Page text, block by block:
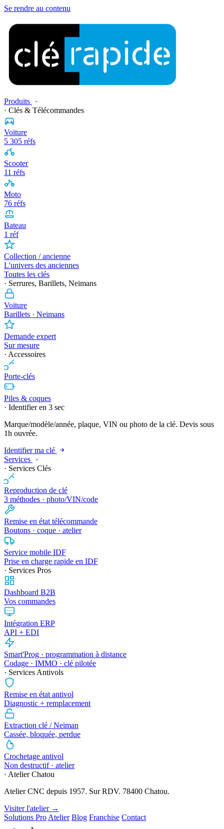
Se rendre au contenu
Produits
· Clés & Télécommandes
Voiture
5 305 réfs
Scooter
11 réfs
Moto
76 réfs
Bateau
1 réf
Collection / ancienne
L'univers des anciennes
Toutes les clés
· Serrures, Barillets, Neimans
Voiture
Barillets · Neimans
Demande expert
Sur mesure
· Accessoires
Porte-clés
Piles & coques
· Identifier en 3 sec
Marque/modèle/année, plaque, VIN ou photo de la clé. Devis sous
1h ouvrée.
Identifier ma clé
Services
· Services Clés
Reproduction de clé
3 méthodes · photo/VIN/code
Remise en état télécommande
Boutons · coque · atelier
Service mobile IDF
Prise en charge rapide en IDF
· Services Pros
Dashboard B2B
Vos commandes
Intégration ERP
API + EDI
Smart'Prog · programmation à distance
Codage · IMMO · clé pilotée
· Services Antivols
Remise en état antivol
Diagnostic + remplacement
Extraction clé / Neiman
Cassée, bloquée, perdue
Crochetage antivol
Non destructif · atelier
· Atelier Chatou
Atelier CNC depuis 1957. Sur RDV. 78400 Chatou.
Visiter l'atelier →
Solutions Pro Atelier Blog Franchise Contact